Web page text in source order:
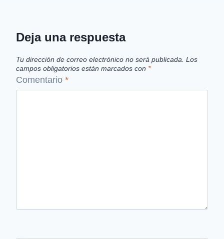
Deja una respuesta
Tu dirección de correo electrónico no será publicada. Los
campos obligatorios están marcados con *
Comentario *